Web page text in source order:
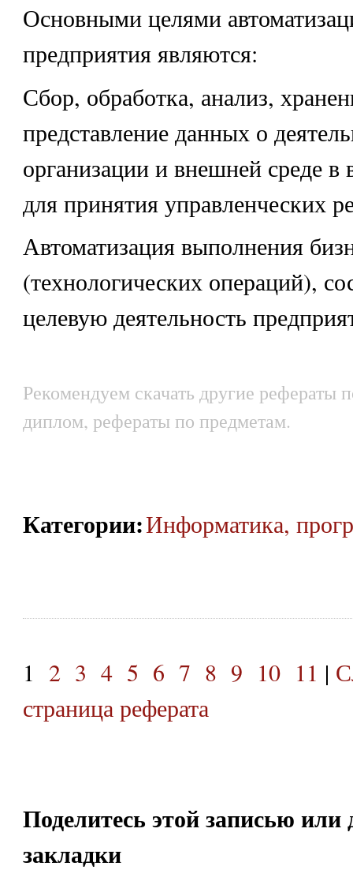
Основными целями
предприятия являются:
Сбор, обработка, анализ,
представление данных о
организации и внешней среде в
для принятия управленческих
Автоматизация выполнения
(технологических операций),
целевую деятельность
Рекомендуем скачать другие рефераты
диплом, рефераты по предметам.
Категории:Информатика,
1 2 3 4 5 6 7 8 9 10 11 |
страница реферата
Поделитесь этой записью или
закладки